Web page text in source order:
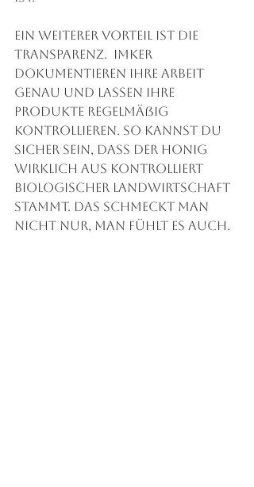
Ein weiterer Vorteil ist die
Transparenz.  Imker
dokumentieren ihre Arbeit
genau und lassen ihre
Produkte regelmäßig
kontrollieren. So kannst du
sicher sein, dass der Honig
wirklich aus kontrolliert
biologischer Landwirtschaft
stammt. Das schmeckt man
nicht nur, man fühlt es auch.